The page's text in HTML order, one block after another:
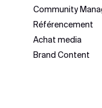
Community
Référencement
Achat media
Brand Content